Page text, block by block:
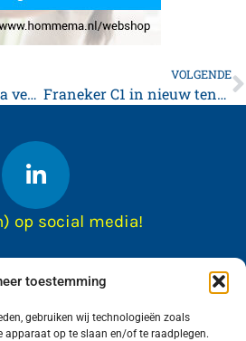
toestemming
gebruiken wij technologieën zoals
apparaat op te slaan en/of te raadplegen.
Grafsteen Eise Eisinga versleten
VOLGENDE
Franeker C1 in nieuw tenue en verslaat rivaal! *video update*
op social media!